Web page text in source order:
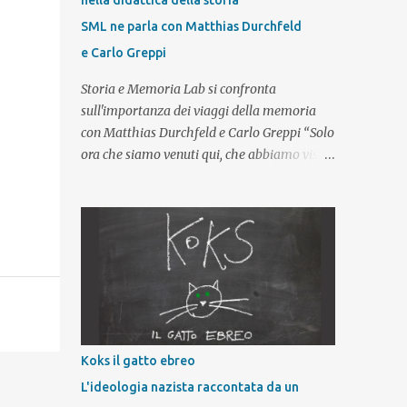
SML ne parla con Matthias Durchfeld
e Carlo Greppi
Storia e Memoria Lab si confronta
sull'importanza dei viaggi della memoria
con Matthias Durchfeld e Carlo Greppi “Solo
ora che siamo venuti qui, che abbiamo visto
considerazioni che i giovani esprimono al
termine di un viaggio studio in un campo di
concentramento nazista – e in particolare
dopo aver visitato il complesso
concentrazionario di Auschwitz-Birkenau –
questa è una delle affermazioni più
frequenti. Questo tipo di riflessione impone
allora un primo, importante, interrogativo:
partecipare a un viaggio della memoria,
Koks il gatto ebreo
L'ideologia nazista raccontata da un